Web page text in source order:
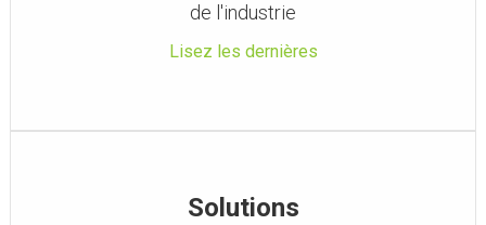
de l'industrie
Lisez les dernières
Solutions